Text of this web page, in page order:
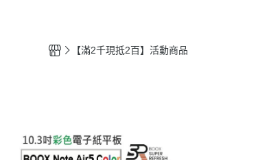
【滿2千現抵2百】活動商品